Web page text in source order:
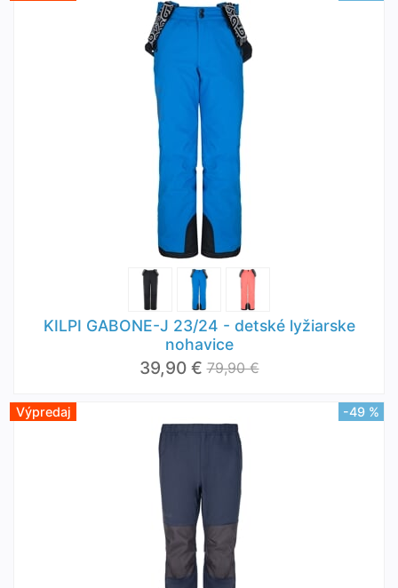
KILPI GABONE-J 23/24 - detské lyžiarske
nohavice
39,90 € 79,90 €
Výpredaj -49 %